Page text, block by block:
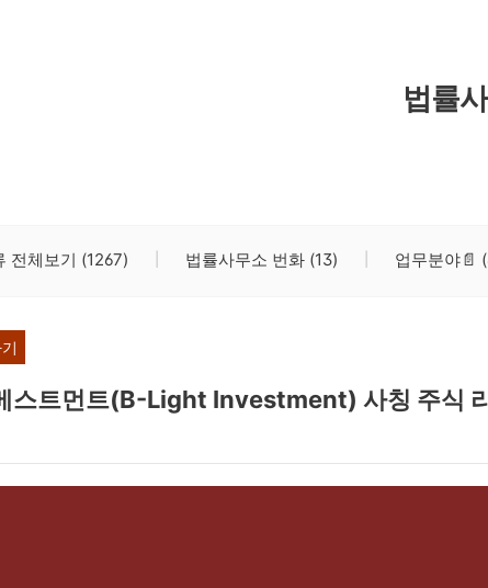
법률
전체보기 (1267) 법률사무소 번화 (13) 업무분야📄
스트먼트(B-Light Investment) 사칭 주식